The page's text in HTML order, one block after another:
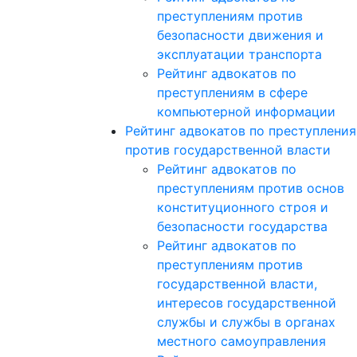
преступлениям против
безопасности движения и
эксплуатации транспорта
Рейтинг адвокатов по
преступлениям в сфере
компьютерной информации
Рейтинг адвокатов по
против государственной власти
Рейтинг адвокатов по
преступлениям против основ
конституционного строя и
безопасности государства
Рейтинг адвокатов по
преступлениям против
государственной власти,
интересов государственной
службы и службы в органах
местного самоуправления